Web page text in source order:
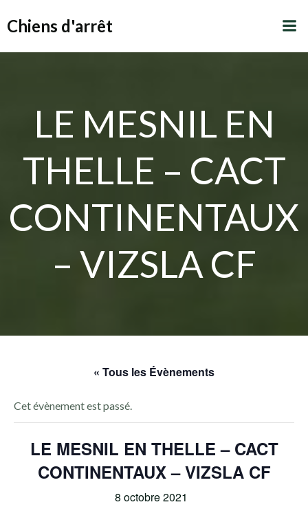
Chiens d'arrêt
LE MESNIL EN
THELLE – CACT
CONTINENTAUX
– VIZSLA CF
« Tous les Évènements
Cet évènement est passé.
LE MESNIL EN THELLE – CACT
CONTINENTAUX – VIZSLA CF
8 octobre 2021